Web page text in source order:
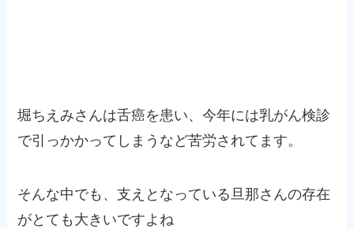
堀ちえみさんは舌癌を患い、今年には乳がん検診
で引っかかってしまうなど苦労されてます。
そんな中でも、支えとなっている旦那さんの存在
がとても大きいですよね